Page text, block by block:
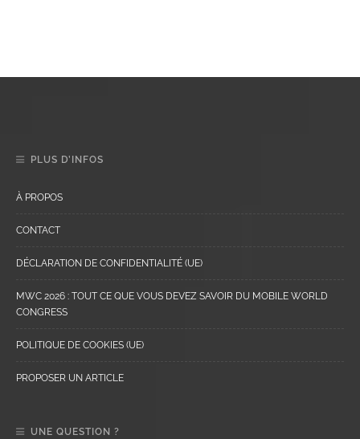
PLUS D’INFOS
À PROPOS
CONTACT
DÉCLARATION DE CONFIDENTIALITÉ (UE)
MWC 2026 : TOUT CE QUE VOUS DEVEZ SAVOIR DU MOBILE WORLD
CONGRESS
POLITIQUE DE COOKIES (UE)
PROPOSER UN ARTICLE
UNE QUESTION ?